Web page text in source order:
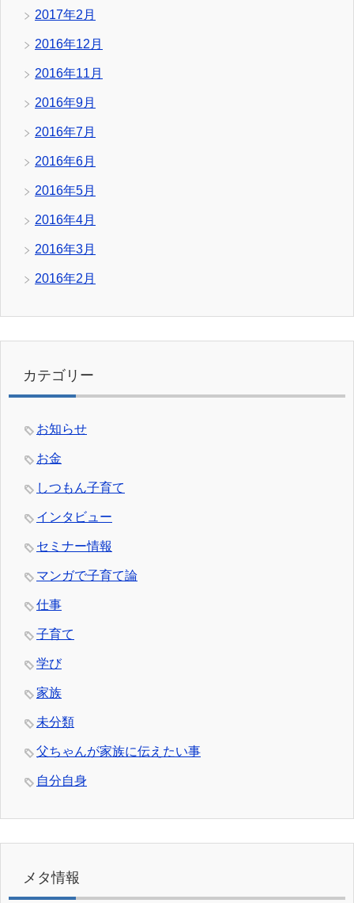
2017年2月
2016年12月
2016年11月
2016年9月
2016年7月
2016年6月
2016年5月
2016年4月
2016年3月
2016年2月
カテゴリー
お知らせ
お金
しつもん子育て
インタビュー
セミナー情報
マンガで子育て論
仕事
子育て
学び
家族
未分類
父ちゃんが家族に伝えたい事
自分自身
メタ情報